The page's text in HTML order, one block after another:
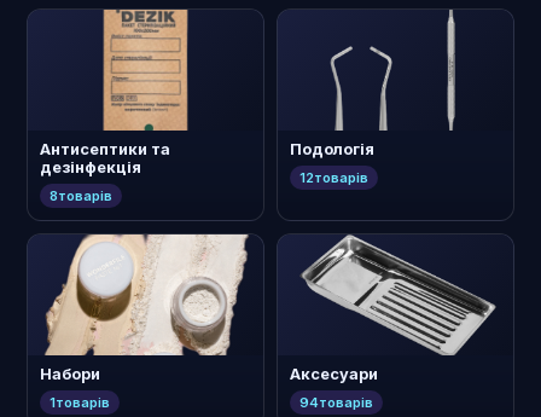
Антисептики та
дезінфекція
8товарів
Подологія
12товарів
Набори
1товарів
Аксесуари
94товарів